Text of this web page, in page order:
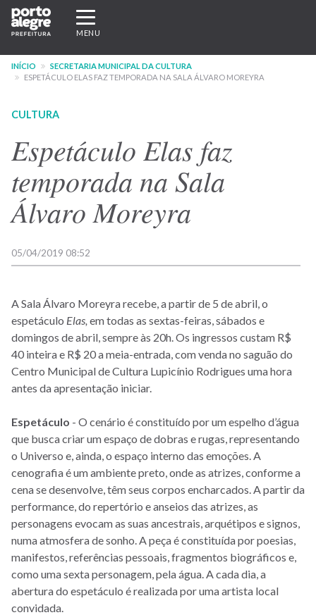
Pular
para
conteúdo
principal
Expandir/recolher
navegação
MENU
INÍCIO
SECRETARIA MUNICIPAL DA CULTURA
ESPETÁCULO ELAS FAZ TEMPORADA NA SALA ÁLVARO MOREYRA
CULTURA
Espetáculo Elas faz
temporada na Sala
Álvaro Moreyra
05/04/2019 08:52
A Sala Álvaro Moreyra recebe, a partir de 5 de abril, o
espetáculo Elas, em todas as sextas-feiras, sábados e
domingos de abril, sempre às 20h. Os ingressos custam R$
40 inteira e R$ 20 a meia-entrada, com venda no saguão do
Centro Municipal de Cultura Lupicínio Rodrigues uma hora
antes da apresentação iniciar.
Espetáculo - O cenário é constituído por um espelho d’água
que busca criar um espaço de dobras e rugas, representando
o Universo e, ainda, o espaço interno das emoções. A
cenografia é um ambiente preto, onde as atrizes, conforme a
cena se desenvolve, têm seus corpos encharcados. A partir da
performance, do repertório e anseios das atrizes, as
personagens evocam as suas ancestrais, arquétipos e signos,
numa atmosfera de sonho. A peça é constituída por poesias,
manifestos, referências pessoais, fragmentos biográficos e,
como uma sexta personagem, pela água. A cada dia, a
abertura do espetáculo é realizada por uma artista local
convidada.